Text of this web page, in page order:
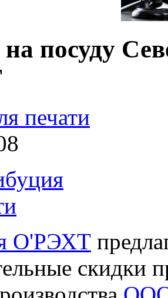
посуду
печати
О'РЭХТ
скидки